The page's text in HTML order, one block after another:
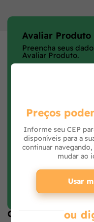
Avaliar Produto
Preencha seus
Avaliar Produto.
Opiniões de
Preços
Informe seu CEP
disponíveis para a
continuar
mudar ao
Usar
ou